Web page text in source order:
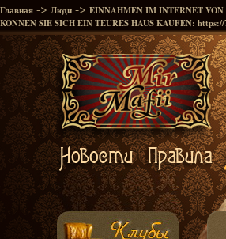
Главная -> Люди -> EINNAHMEN IM INTERNET VON
KONNEN SIE SICH EIN TEURES HAUS KAUFEN: https://